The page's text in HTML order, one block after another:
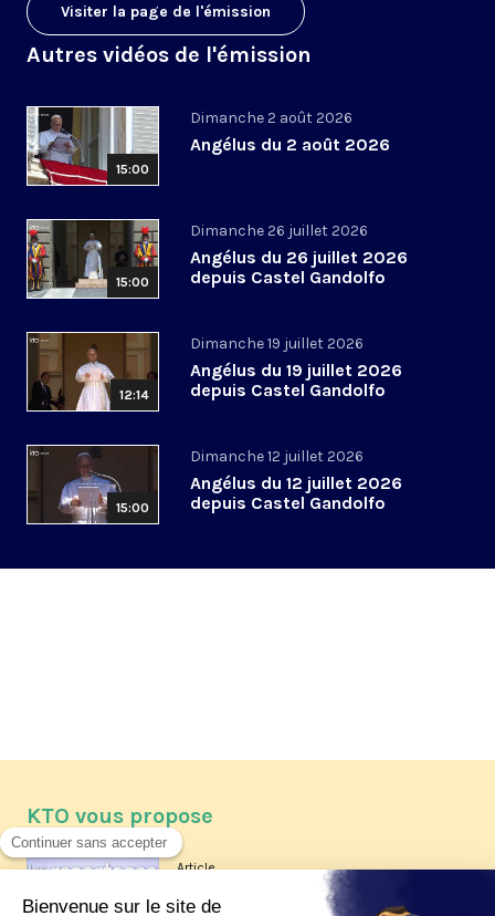
Visiter la page de l'émission
Autres vidéos de l'émission
15:00
Dimanche 2 août 2026
Angélus du 2 août 2026
15:00
Dimanche 26 juillet 2026
Angélus du 26 juillet 2026
depuis Castel Gandolfo
12:14
Dimanche 19 juillet 2026
Angélus du 19 juillet 2026
depuis Castel Gandolfo
15:00
Dimanche 12 juillet 2026
Angélus du 12 juillet 2026
depuis Castel Gandolfo
KTO vous propose
Article
Les reportages d'été 2026 de KTO